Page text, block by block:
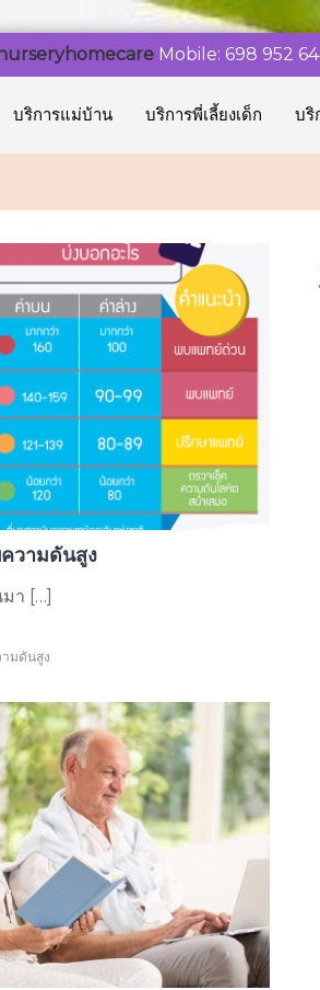
Mobile: 698 952
บริการแม่บ้าน บริการพี่เลี้ยงเด็ก บริ
วามดันสูง
า […]
ามดันสูง